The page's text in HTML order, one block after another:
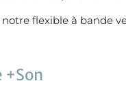
flexible à bande
+Son